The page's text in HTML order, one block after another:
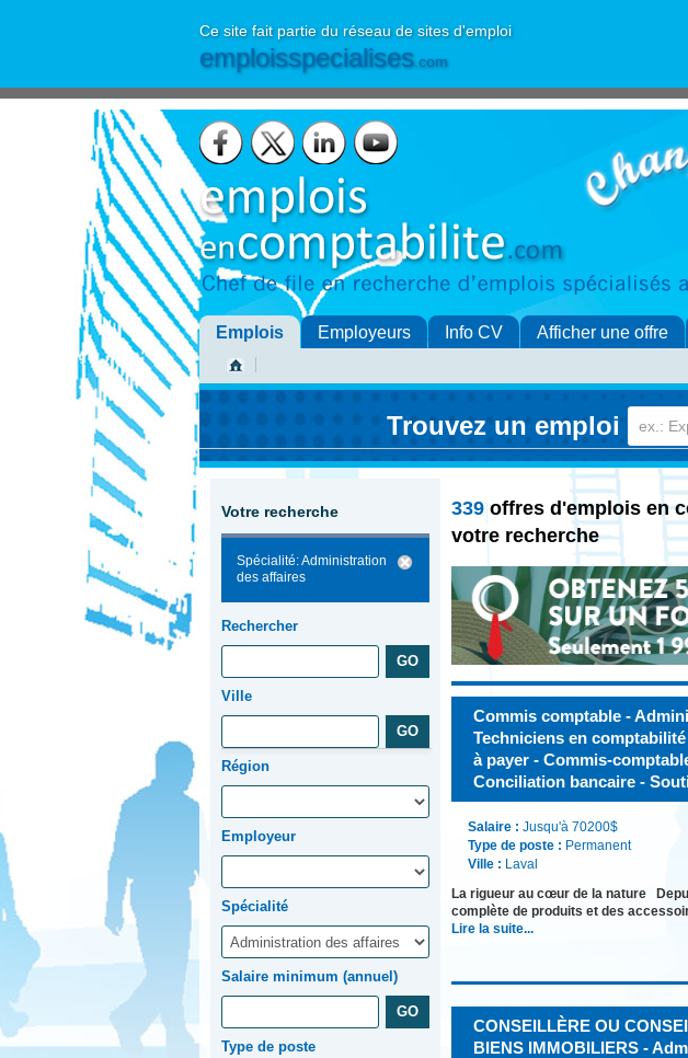
Ce site fait partie du réseau de sites d'emploi
emploisspecialises.com
Emplois Employeurs Info CV Afficher une offre
Trouvez un emploi
Votre recherche
Spécialité: Administration
des affaires
Rechercher
Ville
Région
Employeur
Spécialité
Salaire minimum (annuel)
Type de poste
339 offres d'emplois en
votre recherche
Commis comptable -
Techniciens en
à payer - Commis-
Conciliation bancaire -
Salaire : Jusqu'à 70200$
Type de poste : Permanent
Ville : Laval
La rigueur au cœur de la nature
complète de produits et des
Lire la suite...
CONSEILLÈRE OU
BIENS IMMOBILIERS -